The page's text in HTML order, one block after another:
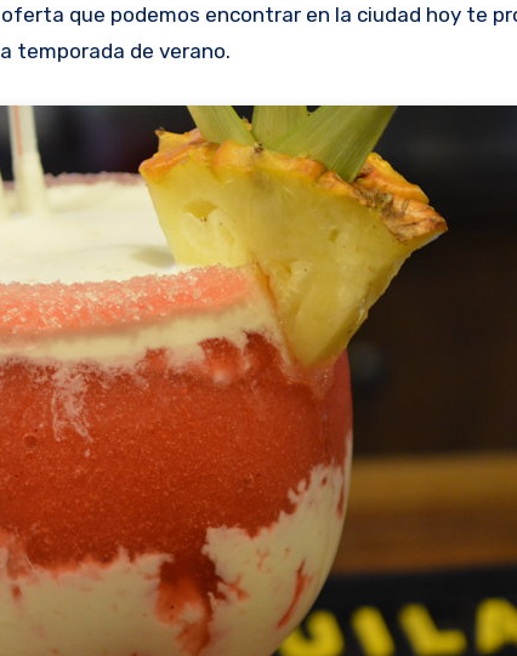
que podemos encontrar en la ciudad hoy te
temporada de verano.